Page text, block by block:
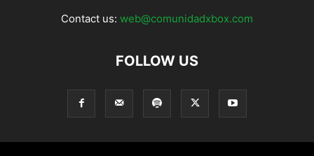
Contact us: web@comunidadxbox.com
FOLLOW US